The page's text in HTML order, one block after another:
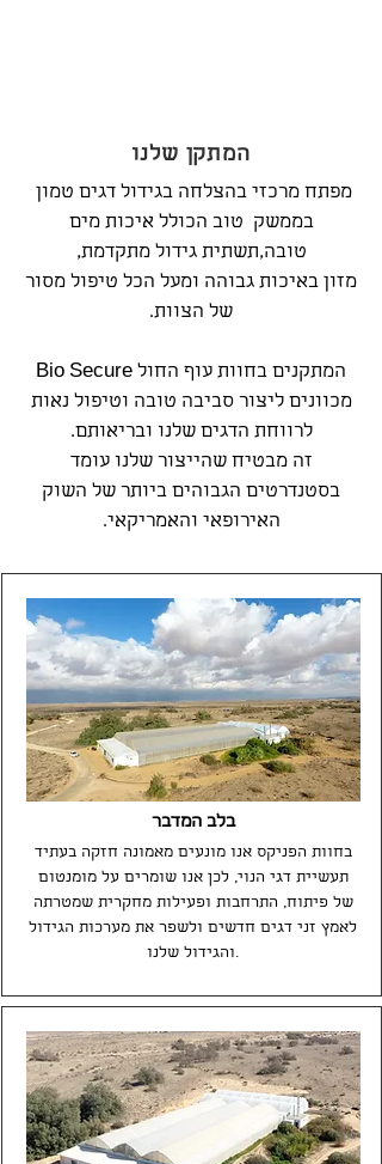
המתקן שלנו
מפתח מרכזי בהצלחה בגידול דגים טמון
בממשק טוב הכולל איכות מים
טובה,תשתית גידול מתקדמת,
מזון באיכות גבוהה ומעל הכל טיפול מסור
של הצוות.
המתקנים בחוות עוף החול Bio Secure
מכוונים ליצור סביבה טובה וטיפול נאות
לרווחת הדגים שלנו ובריאותם.
זה מבטיח שהייצור שלנו עומד
בסטנדרטים הגבוהים ביותר של השוק
האירופאי והאמריקאי.
בלב המדבר
בחוות הפניקס אנו מונעים מאמונה חזקה בעתיד
תעשיית דגי הנוי, לכן אנו שומרים על מומנטום
של פיתוח, התרחבות ופעילות מחקרית שמטרתה
לאמץ זני דגים חדשים ולשפר את מערכות הגידול
והגידול שלנו.